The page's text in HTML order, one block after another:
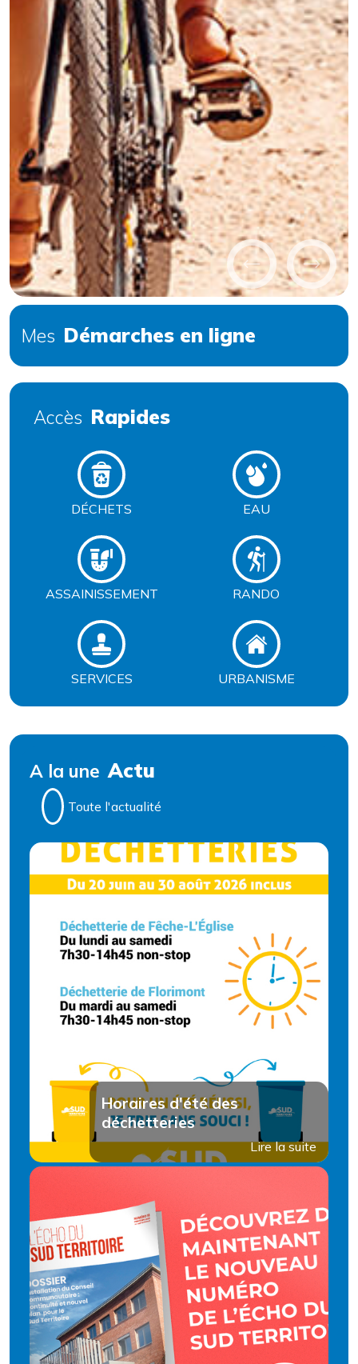
Mes Démarches en ligne
Accès Rapides
DÉCHETS EAU
ASSAINISSEMENT RANDO
SERVICES URBANISME
A la une Actu
Toute l'actualité
Horaires d'été des
déchetteries
Lire la suite